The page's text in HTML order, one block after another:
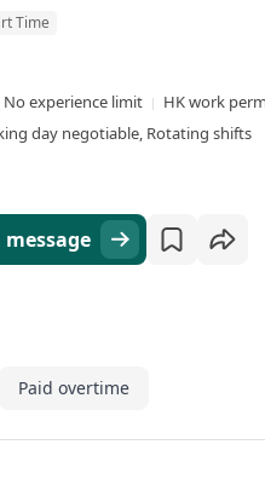
Time
No experience limit
HK work
day negotiable, Rotating shifts
Paid overtime